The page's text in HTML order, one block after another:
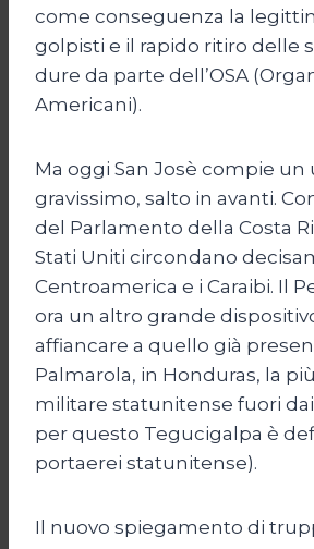
come conseguenza la
golpisti e il rapido ritiro delle
dure da parte dell’OSA
Americani).
Ma oggi San Josè compie un
gravissimo, salto in avanti.
del Parlamento della Costa
Stati Uniti circondano
Centroamerica e i Caraibi. Il
ora un altro grande
affiancare a quello già
Palmarola, in Honduras, la
militare statunitense fuori
per questo Tegucigalpa è
portaerei statunitense).
Il nuovo spiegamento di